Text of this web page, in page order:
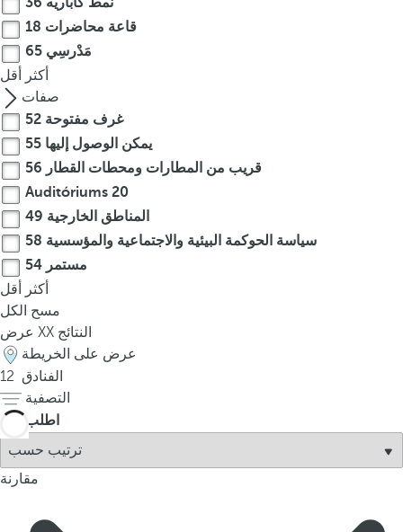
d
o
w
n
a
r
r
w
k
e
y
t
o
n
a
v
g
e
قاعة محاضرات 18
مَدْرسِي 65
أكثر
أقل
صفات
غرف مفتوحة 52
يمكن الوصول إليها 55
قريب من المطارات ومحطات القطار 56
Auditóriums 20
المناطق الخارجية 49
سياسة الحوكمة البيئية والاجتماعية والمؤسسية 58
مستمر 54
أكثر
أقل
مسح الكل
XX النتائج
عرض على الخريطة
12 الفنادق
التصفية
اطلب
مقارنة